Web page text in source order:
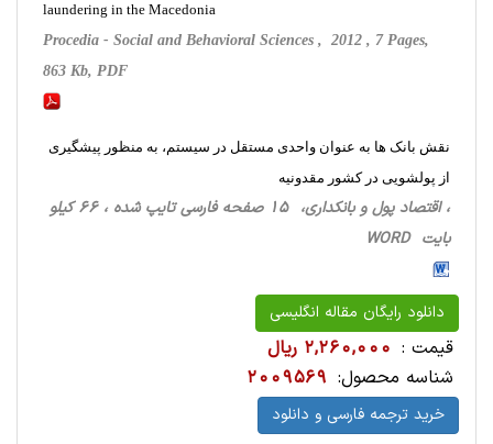
laundering in the Macedonia
Procedia - Social and Behavioral Sciences , 2012 , 7 Pages,
863 Kb, PDF
نقش بانک ها به عنوان واحدی مستقل در سیستم، به منظور پیشگیری
از پولشویی در کشور مقدونیه
، اقتصاد پول و بانکداری، 15 صفحه فارسی تایپ شده ، 66 کیلو
بایت WORD
دانلود رایگان مقاله انگلیسی
قیمت : 2,260,000 ریال
شناسه محصول: 2009569
خرید ترجمه فارسی و دانلود